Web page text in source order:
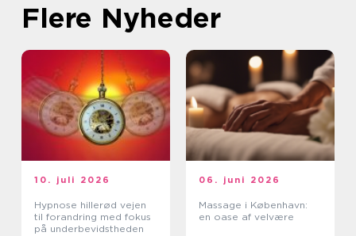
Flere Nyheder
10. juli 2026
Hypnose hillerød vejen
til forandring med fokus
på underbevidstheden
06. juni 2026
Massage i København:
en oase af velvære